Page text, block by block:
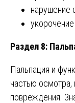
нарушение
укорочение
Раздел 8:
Пальпация и
частью
повреждения.